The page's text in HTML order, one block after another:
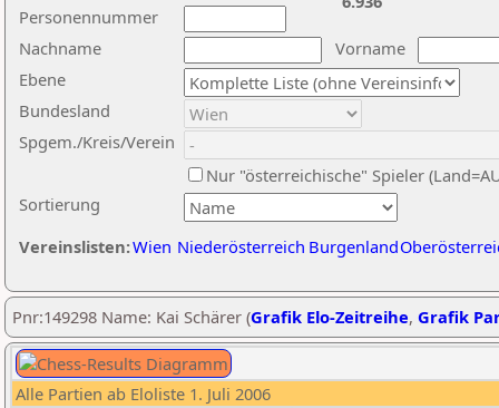
Nachname
Vorname
Ebene
Sortierung
Personennummer
Bundesland
Spgem./Kreis/Verein
Nur "österreichische" Spieler
Vereinslisten:Wien Niederösterreich Burgenland
Pnr:149298 Name: Kai Schärer (Grafik Elo-Zeitreihe, Grafik
Alle Partien ab Eloliste 1. Juli 2006